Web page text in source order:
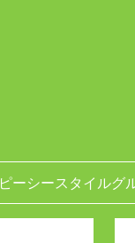
ピーシースタイルグ